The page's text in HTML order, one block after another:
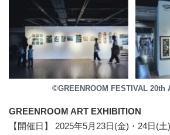
©GREENROOM FESTIVAL 20th
GREENROOM ART EXHIBITION
【開催日】 2025年5月23日(金)・24日(